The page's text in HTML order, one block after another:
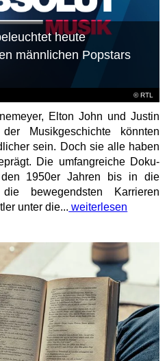
©RTL
heute
männlichen Popstars
Elton John und Justin
Musikgeschichte könnten
sein. Doch sie alle haben
Die umfangreiche Doku-
1950er Jahren bis in die
bewegendsten Karrieren
unter die... weiterlesen